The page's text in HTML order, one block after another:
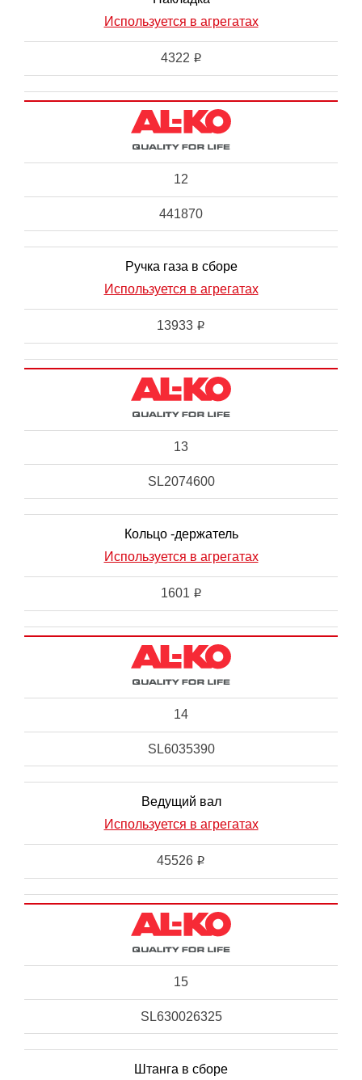
Используется в агрегатах
4322 i
12
441870
Ручка газа в сборе
Используется в агрегатах
13933 i
13
SL2074600
Кольцо -держатель
Используется в агрегатах
1601 i
14
SL6035390
Ведущий вал
Используется в агрегатах
45526 i
15
SL630026325
Штанга в сборе